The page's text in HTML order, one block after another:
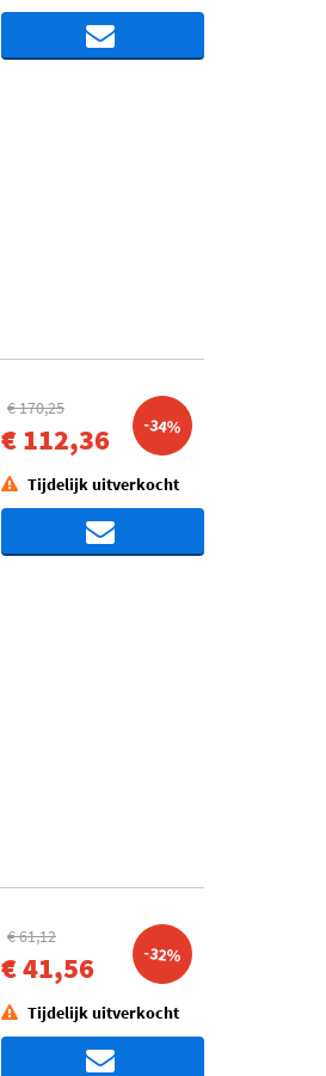
€ 170,25
€ 112,36 -34%
Tijdelijk uitverkocht
€ 61,12
€ 41,56 -32%
Tijdelijk uitverkocht